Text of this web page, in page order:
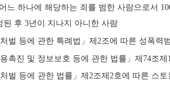
느 하나에 해당하는 죄를 범한 사람으로서
된 후3년이 지나지 아니한 사람
벌 등에 관한 특례법 」 제 2조에 따른 성폭력
촉진 및 정보보호 등에 관한 법률 」 제 74조제
벌 등에 관한 법률 」 제 2조제 2호에 따른 스토